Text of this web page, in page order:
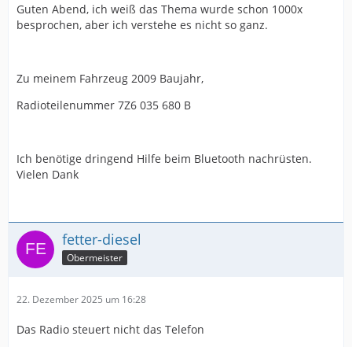
Guten Abend, ich weiß das Thema wurde schon 1000x
besprochen, aber ich verstehe es nicht so ganz.
Zu meinem Fahrzeug 2009 Baujahr,
Radioteilenummer 7Z6 035 680 B
Ich benötige dringend Hilfe beim Bluetooth nachrüsten.
Vielen Dank
fetter-diesel
Obermeister
22. Dezember 2025 um 16:28
Das Radio steuert nicht das Telefon